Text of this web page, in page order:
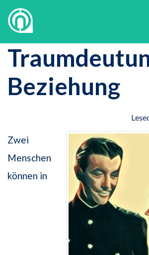
Beziehung
Zwei
Menschen
können in